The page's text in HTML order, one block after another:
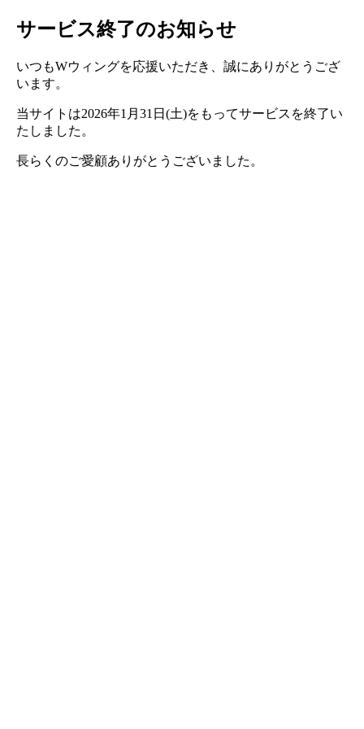
サービス終了のお知らせ
いつもWウィングを応援いただき、誠にありがとうござ
います。
当サイトは2026年1月31日(土)をもってサービスを終了い
たしました。
長らくのご愛顧ありがとうございました。